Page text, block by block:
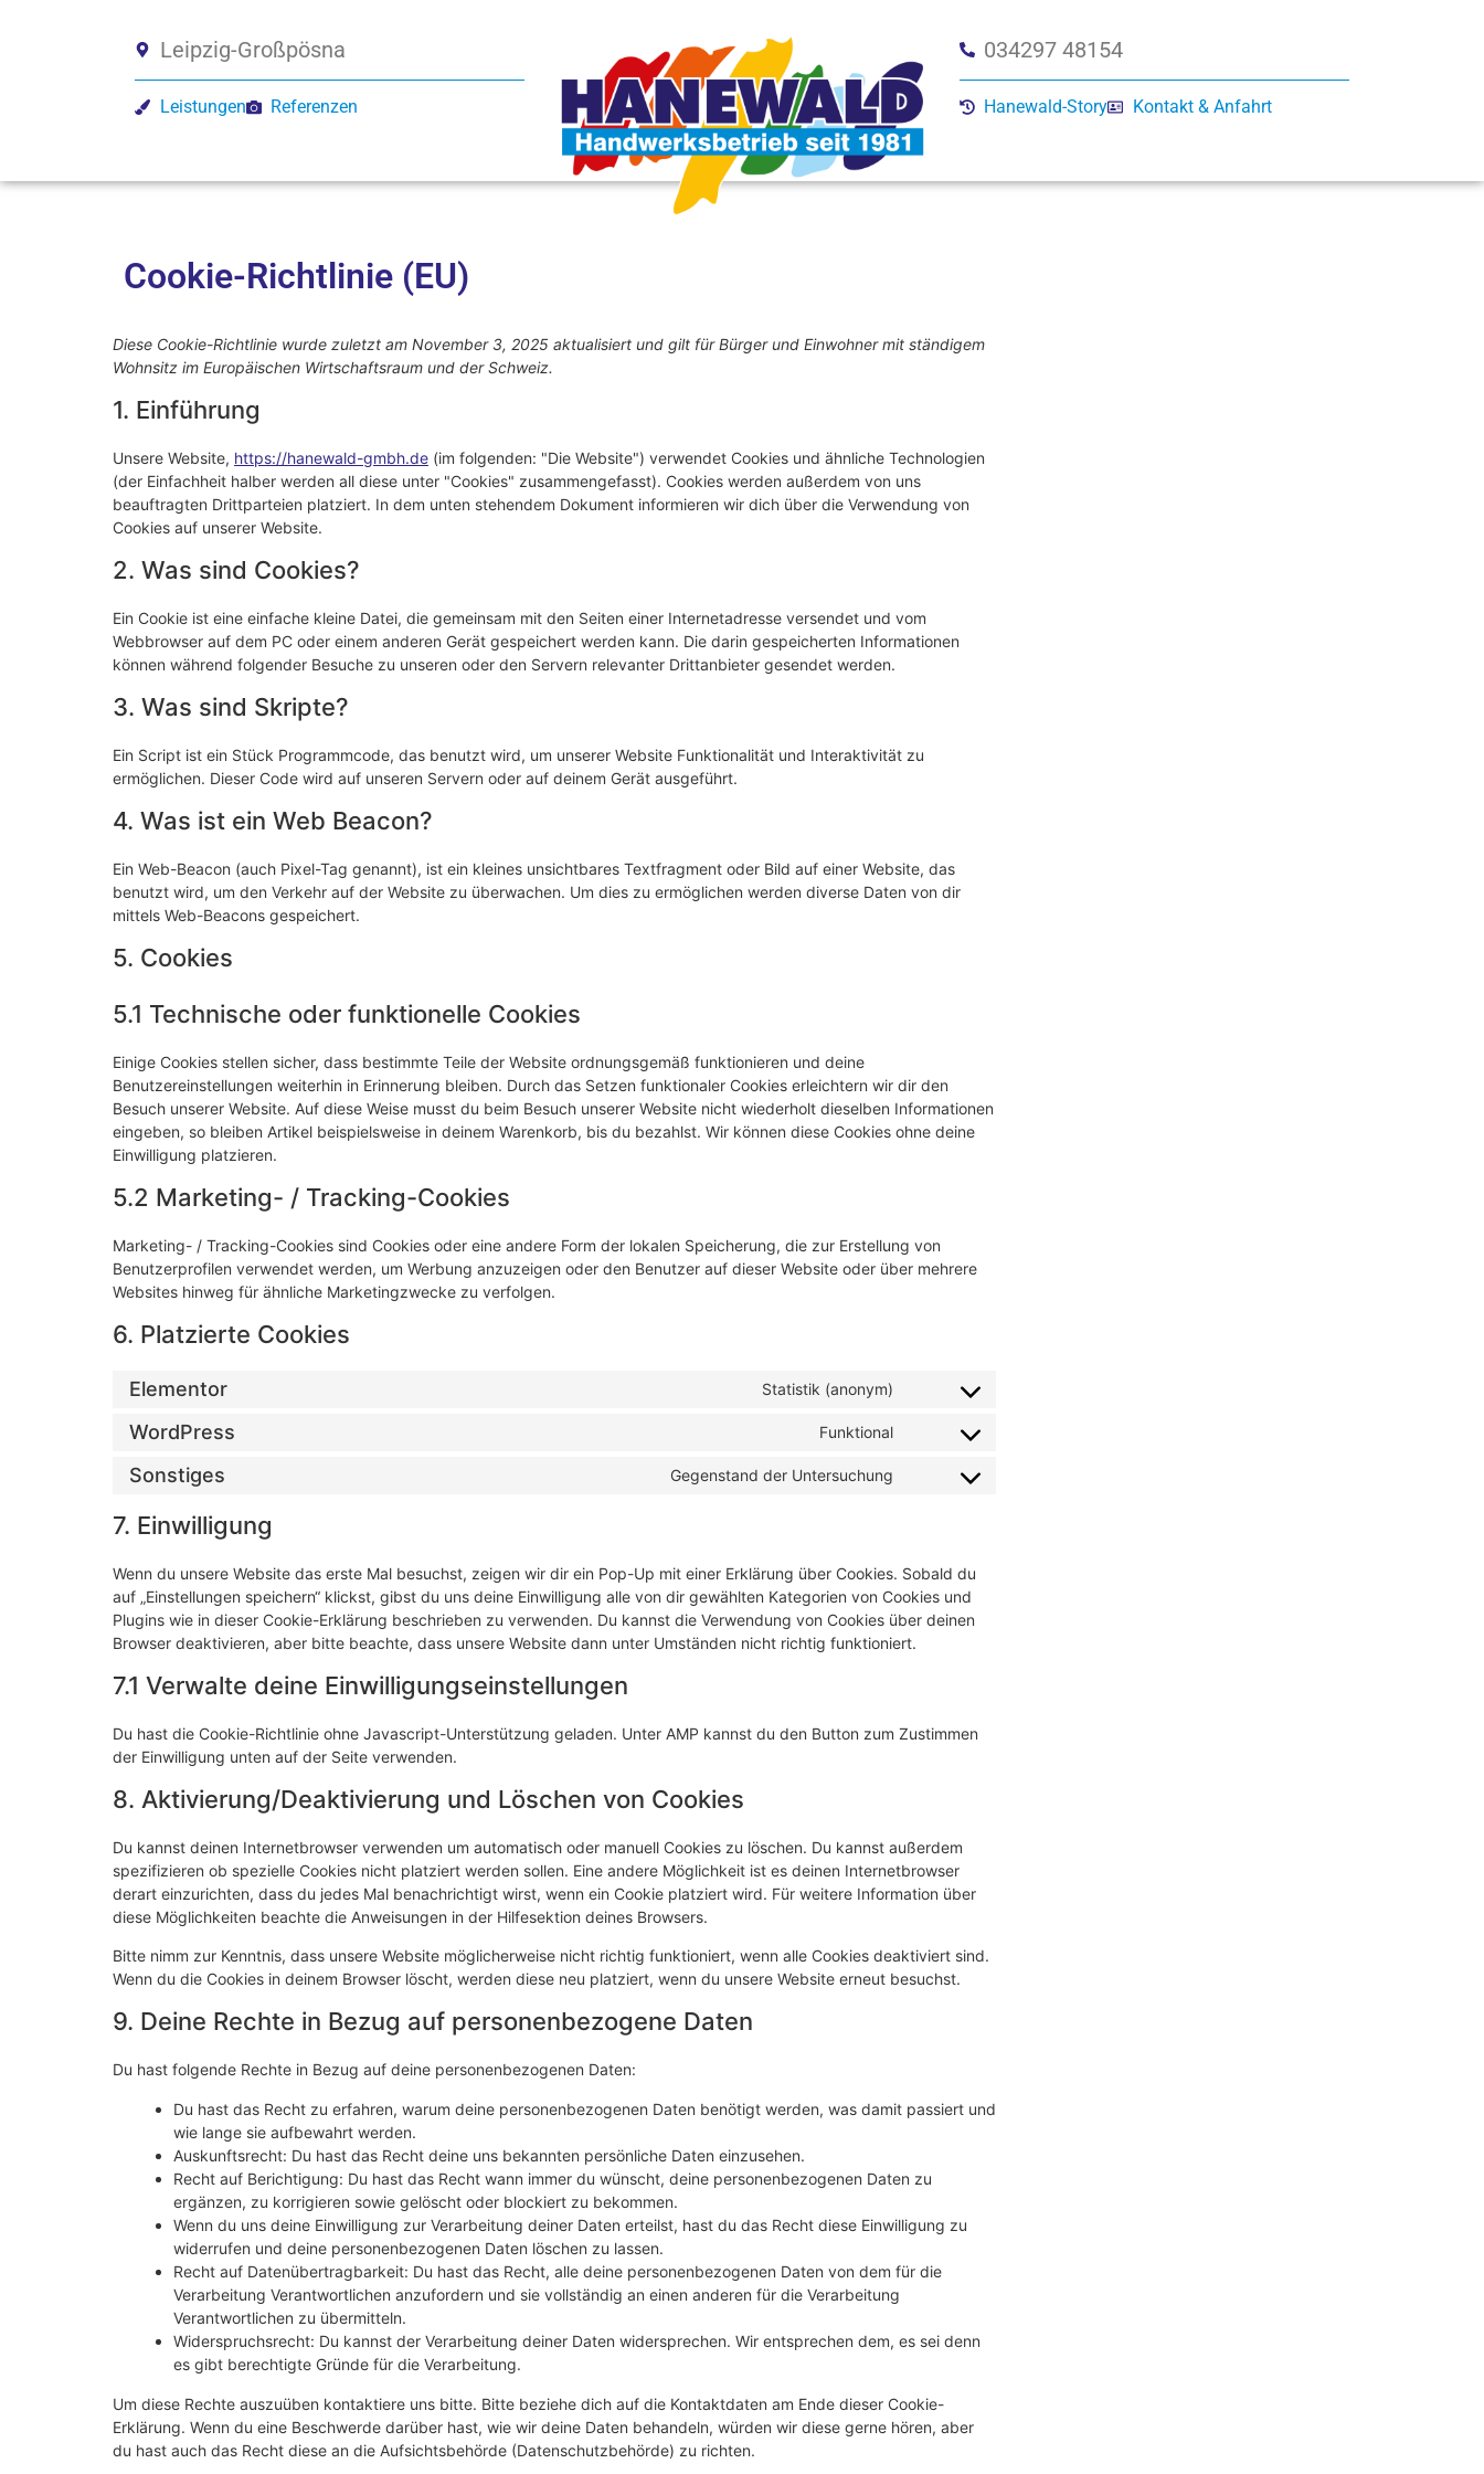
Leipzig-Großpösna
Leistungen Referenzen
034297 48154
Hanewald-Story Kontakt & Anfahrt
Cookie-Richtlinie (EU)
Diese Cookie-Richtlinie wurde zuletzt am November 3, 2025 aktualisiert und gilt für Bürger und Einwohner mit ständigem
Wohnsitz im Europäischen Wirtschaftsraum und der Schweiz.
1. Einführung
Unsere Website, https://hanewald-gmbh.de (im folgenden: "Die Website") verwendet Cookies und ähnliche Technologien
(der Einfachheit halber werden all diese unter "Cookies" zusammengefasst). Cookies werden außerdem von uns
beauftragten Drittparteien platziert. In dem unten stehendem Dokument informieren wir dich über die Verwendung von
Cookies auf unserer Website.
2. Was sind Cookies?
Ein Cookie ist eine einfache kleine Datei, die gemeinsam mit den Seiten einer Internetadresse versendet und vom
Webbrowser auf dem PC oder einem anderen Gerät gespeichert werden kann. Die darin gespeicherten Informationen
können während folgender Besuche zu unseren oder den Servern relevanter Drittanbieter gesendet werden.
3. Was sind Skripte?
Ein Script ist ein Stück Programmcode, das benutzt wird, um unserer Website Funktionalität und Interaktivität zu
ermöglichen. Dieser Code wird auf unseren Servern oder auf deinem Gerät ausgeführt.
4. Was ist ein Web Beacon?
Ein Web-Beacon (auch Pixel-Tag genannt), ist ein kleines unsichtbares Textfragment oder Bild auf einer Website, das
benutzt wird, um den Verkehr auf der Website zu überwachen. Um dies zu ermöglichen werden diverse Daten von dir
mittels Web-Beacons gespeichert.
5. Cookies
5.1 Technische oder funktionelle Cookies
Einige Cookies stellen sicher, dass bestimmte Teile der Website ordnungsgemäß funktionieren und deine
Benutzereinstellungen weiterhin in Erinnerung bleiben. Durch das Setzen funktionaler Cookies erleichtern wir dir den
Besuch unserer Website. Auf diese Weise musst du beim Besuch unserer Website nicht wiederholt dieselben Informationen
eingeben, so bleiben Artikel beispielsweise in deinem Warenkorb, bis du bezahlst. Wir können diese Cookies ohne deine
Einwilligung platzieren.
5.2 Marketing- / Tracking-Cookies
Marketing- / Tracking-Cookies sind Cookies oder eine andere Form der lokalen Speicherung, die zur Erstellung von
Benutzerprofilen verwendet werden, um Werbung anzuzeigen oder den Benutzer auf dieser Website oder über mehrere
Websites hinweg für ähnliche Marketingzwecke zu verfolgen.
6. Platzierte Cookies
Elementor Statistik (anonym)
WordPress Funktional
Sonstiges Gegenstand der Untersuchung
7. Einwilligung
Wenn du unsere Website das erste Mal besuchst, zeigen wir dir ein Pop-Up mit einer Erklärung über Cookies. Sobald du
auf „Einstellungen speichern“ klickst, gibst du uns deine Einwilligung alle von dir gewählten Kategorien von Cookies und
Plugins wie in dieser Cookie-Erklärung beschrieben zu verwenden. Du kannst die Verwendung von Cookies über deinen
Browser deaktivieren, aber bitte beachte, dass unsere Website dann unter Umständen nicht richtig funktioniert.
7.1 Verwalte deine Einwilligungseinstellungen
Du hast die Cookie-Richtlinie ohne Javascript-Unterstützung geladen. Unter AMP kannst du den Button zum Zustimmen
der Einwilligung unten auf der Seite verwenden.
8. Aktivierung/Deaktivierung und Löschen von Cookies
Du kannst deinen Internetbrowser verwenden um automatisch oder manuell Cookies zu löschen. Du kannst außerdem
spezifizieren ob spezielle Cookies nicht platziert werden sollen. Eine andere Möglichkeit ist es deinen Internetbrowser
derart einzurichten, dass du jedes Mal benachrichtigt wirst, wenn ein Cookie platziert wird. Für weitere Information über
diese Möglichkeiten beachte die Anweisungen in der Hilfesektion deines Browsers.
Bitte nimm zur Kenntnis, dass unsere Website möglicherweise nicht richtig funktioniert, wenn alle Cookies deaktiviert sind.
Wenn du die Cookies in deinem Browser löscht, werden diese neu platziert, wenn du unsere Website erneut besuchst.
9. Deine Rechte in Bezug auf personenbezogene Daten
Du hast folgende Rechte in Bezug auf deine personenbezogenen Daten:
Du hast das Recht zu erfahren, warum deine personenbezogenen Daten benötigt werden, was damit passiert und
wie lange sie aufbewahrt werden.
Auskunftsrecht: Du hast das Recht deine uns bekannten persönliche Daten einzusehen.
Recht auf Berichtigung: Du hast das Recht wann immer du wünscht, deine personenbezogenen Daten zu
ergänzen, zu korrigieren sowie gelöscht oder blockiert zu bekommen.
Wenn du uns deine Einwilligung zur Verarbeitung deiner Daten erteilst, hast du das Recht diese Einwilligung zu
widerrufen und deine personenbezogenen Daten löschen zu lassen.
Recht auf Datenübertragbarkeit: Du hast das Recht, alle deine personenbezogenen Daten von dem für die
Verarbeitung Verantwortlichen anzufordern und sie vollständig an einen anderen für die Verarbeitung
Verantwortlichen zu übermitteln.
Widerspruchsrecht: Du kannst der Verarbeitung deiner Daten widersprechen. Wir entsprechen dem, es sei denn
es gibt berechtigte Gründe für die Verarbeitung.
Um diese Rechte auszuüben kontaktiere uns bitte. Bitte beziehe dich auf die Kontaktdaten am Ende dieser Cookie-
Erklärung. Wenn du eine Beschwerde darüber hast, wie wir deine Daten behandeln, würden wir diese gerne hören, aber
du hast auch das Recht diese an die Aufsichtsbehörde (Datenschutzbehörde) zu richten.